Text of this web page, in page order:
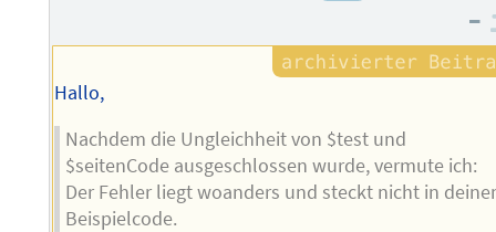
–
Hallo,
Nachdem die Ungleichheit von $test und
$seitenCode ausgeschlossen wurde, vermute ich:
Der Fehler liegt woanders und steckt nicht in
Beispielcode.